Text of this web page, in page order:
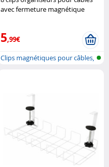
avec fermeture magnétique
5,99€
Clips magnétiques pour câbles,